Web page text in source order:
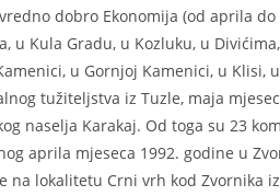
dobro Ekonomija (od aprila
u Kula Gradu, u Kozluku, u
u Gornjoj Kamenici, u Klisi,
tužiteljstva iz Tuzle, maja
naselja Karakaj. Od toga su 23
aprila mjeseca 1992. godine u
na lokalitetu Crni vrh kod Zvornika